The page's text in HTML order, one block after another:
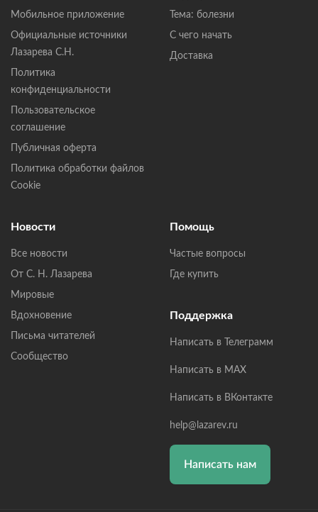
Мобильное приложение
Официальные источники
Лазарева С.Н.
Политика
конфиденциальности
Пользовательское
соглашение
Публичная оферта
Политика обработки файлов
Cookie
Тема: болезни
С чего начать
Доставка
Новости
Все новости
От С. Н. Лазарева
Мировые
Вдохновение
Письма читателей
Сообщество
Помощь
Частые вопросы
Где купить
Поддержка
Написать в Телеграмм
Написать в MAX
Написать в ВКонтакте
help@lazarev.ru
Написать нам